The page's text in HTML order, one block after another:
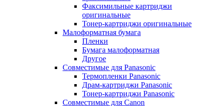
Факсимильные картриджи
оригинальные
Тонер-картриджи оригинальные
Малоформатная бумага
Пленки
Бумага малоформатная
Другое
Совместимые для Panasonic
Термопленки Panasonic
Драм-картриджи Panasonic
Тонер-картриджи Panasonic
Совместимые для Canon